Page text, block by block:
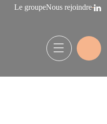
Le groupeNous rejoindre